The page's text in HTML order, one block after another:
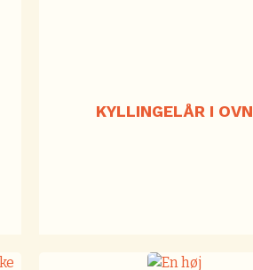
KYLLINGELÅR I OVN